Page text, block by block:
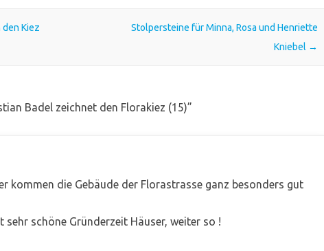
Kiez
Stolpersteine für Minna, Rosa und Henriette
Kniebel →
Badel zeichnet den Florakiez (15)”
kommen die Gebäude der Florastrasse ganz besonders gut
sehr schöne Gründerzeit Häuser, weiter so !